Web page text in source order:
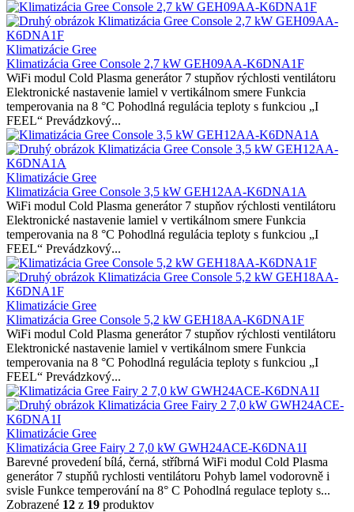
Klimatizácie Gree
Klimatizácia Gree Console 2,7 kW GEH09AA-K6DNA1F
WiFi modul Cold Plasma generátor 7 stupňov rýchlosti ventilátoru
Elektronické nastavenie lamiel v vertikálnom smere Funkcia
temperovania na 8 °C Pohodlná regulácia teploty s funkciou „I
FEEL“ Prevádzkový...
Klimatizácie Gree
Klimatizácia Gree Console 3,5 kW GEH12AA-K6DNA1A
WiFi modul Cold Plasma generátor 7 stupňov rýchlosti ventilátoru
Elektronické nastavenie lamiel v vertikálnom smere Funkcia
temperovania na 8 °C Pohodlná regulácia teploty s funkciou „I
FEEL“ Prevádzkový...
Klimatizácie Gree
Klimatizácia Gree Console 5,2 kW GEH18AA-K6DNA1F
WiFi modul Cold Plasma generátor 7 stupňov rýchlosti ventilátoru
Elektronické nastavenie lamiel v vertikálnom smere Funkcia
temperovania na 8 °C Pohodlná regulácia teploty s funkciou „I
FEEL“ Prevádzkový...
Klimatizácie Gree
Klimatizácia Gree Fairy 2 7,0 kW GWH24ACE-K6DNA1I
Barevné provedení bílá, černá, stříbrná WiFi modul Cold Plasma
generátor 7 stupňů rychlosti ventilátoru Pohyb lamel vodorovně i
svisle Funkce temperování na 8° C Pohodlná regulace teploty s...
Zobrazené 12 z 19 produktov